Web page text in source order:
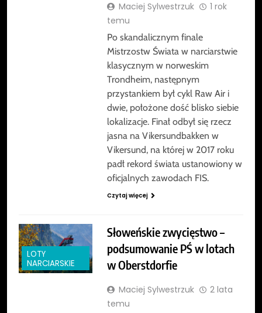
Maciej Sylwestrzuk
1 rok
temu
Po skandalicznym finale
Mistrzostw Świata w narciarstwie
klasycznym w norweskim
Trondheim, następnym
przystankiem był cykl Raw Air i
dwie, położone dość blisko siebie
lokalizacje. Finał odbył się rzecz
jasna na Vikersundbakken w
Vikersund, na której w 2017 roku
padł rekord świata ustanowiony w
oficjalnych zawodach FIS.
Czytaj więcej
LOTY
NARCIARSKIE
Słoweńskie zwycięstwo –
podsumowanie PŚ w lotach
w Oberstdorfie
Maciej Sylwestrzuk
2 lata
temu